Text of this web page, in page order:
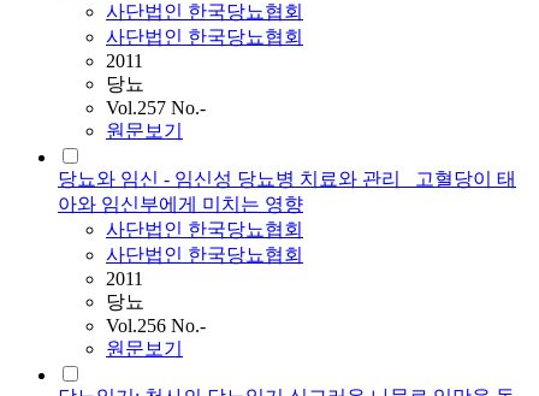
사단법인 한국당뇨협회
사단법인 한국당뇨협회
2011
당뇨
Vol.257 No.-
원문보기
당뇨와 임신 - 임신성 당뇨병 치료와 관리 _고혈당이 태
아와 임신부에게 미치는 영향
사단법인 한국당뇨협회
사단법인 한국당뇨협회
2011
당뇨
Vol.256 No.-
원문보기